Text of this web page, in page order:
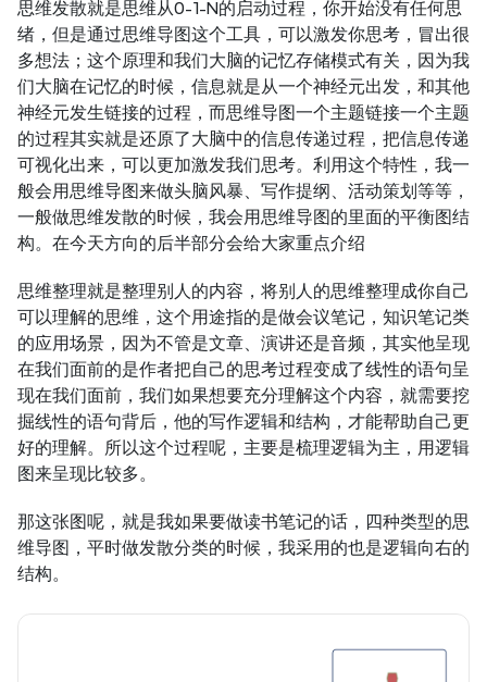
思维发散就是思维从0-1-N的启动过程，你开始没有任何思
绪，但是通过思维导图这个工具，可以激发你思考，冒出很
多想法；这个原理和我们大脑的记忆存储模式有关，因为我
们大脑在记忆的时候，信息就是从一个神经元出发，和其他
神经元发生链接的过程，而思维导图一个主题链接一个主题
的过程其实就是还原了大脑中的信息传递过程，把信息传递
可视化出来，可以更加激发我们思考。利用这个特性，我一
般会用思维导图来做头脑风暴、写作提纲、活动策划等等，
一般做思维发散的时候，我会用思维导图的里面的平衡图结
构。在今天方向的后半部分会给大家重点介绍
思维整理就是整理别人的内容，将别人的思维整理成你自己
可以理解的思维，这个用途指的是做会议笔记，知识笔记类
的应用场景，因为不管是文章、演讲还是音频，其实他呈现
在我们面前的是作者把自己的思考过程变成了线性的语句呈
现在我们面前，我们如果想要充分理解这个内容，就需要挖
掘线性的语句背后，他的写作逻辑和结构，才能帮助自己更
好的理解。所以这个过程呢，主要是梳理逻辑为主，用逻辑
图来呈现比较多。
那这张图呢，就是我如果要做读书笔记的话，四种类型的思
维导图，平时做发散分类的时候，我采用的也是逻辑向右的
结构。